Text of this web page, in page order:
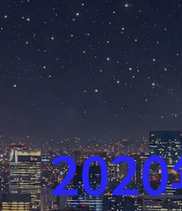
あなたの所属部屋を探そう！